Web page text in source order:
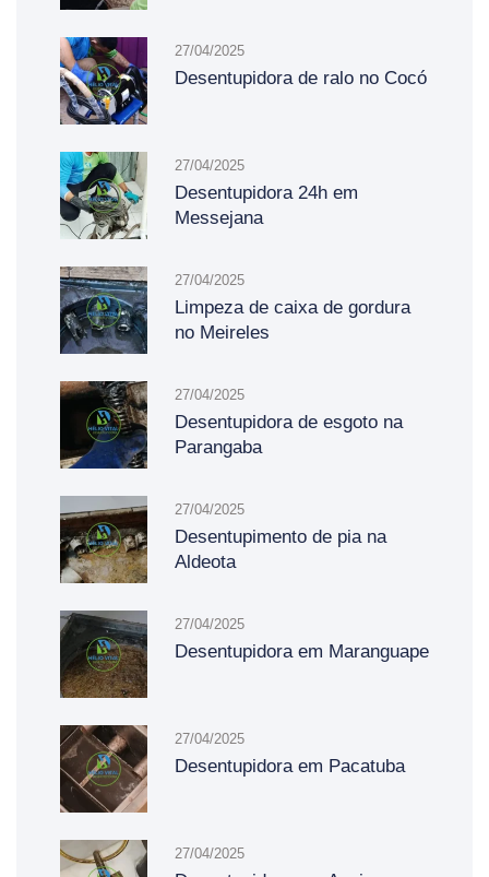
27/04/2025
Desentupidora de ralo no Cocó
27/04/2025
Desentupidora 24h em
Messejana
27/04/2025
Limpeza de caixa de gordura
no Meireles
27/04/2025
Desentupidora de esgoto na
Parangaba
27/04/2025
Desentupimento de pia na
Aldeota
27/04/2025
Desentupidora em Maranguape
27/04/2025
Desentupidora em Pacatuba
27/04/2025